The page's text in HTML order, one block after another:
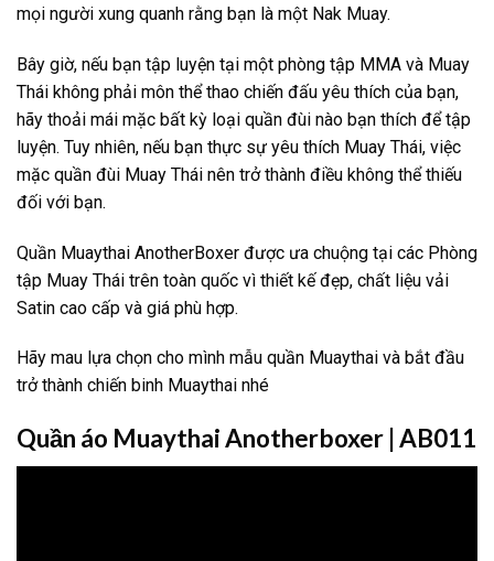
mọi người xung quanh rằng bạn là một Nak Muay.
Bây giờ, nếu bạn tập luyện tại một phòng tập MMA và Muay
Thái không phải môn thể thao chiến đấu yêu thích của bạn,
hãy thoải mái mặc bất kỳ loại quần đùi nào bạn thích để tập
luyện. Tuy nhiên, nếu bạn thực sự yêu thích Muay Thái, việc
mặc quần đùi Muay Thái nên trở thành điều không thể thiếu
đối với bạn.
Quần Muaythai AnotherBoxer được ưa chuộng tại các Phòng
tập Muay Thái trên toàn quốc vì thiết kế đẹp, chất liệu vải
Satin cao cấp và giá phù hợp.
Hãy mau lựa chọn cho mình mẫu quần Muaythai và bắt đầu
trở thành chiến binh Muaythai nhé
Quần áo Muaythai Anotherboxer | AB011